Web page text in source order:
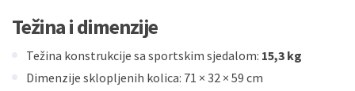
Težina i dimenzije
Težina konstrukcije sa sportskim sjedalom: 15,3 kg
Dimenzije sklopljenih kolica: 71 × 32 × 59 cm